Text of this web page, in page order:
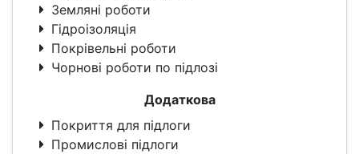
Земляні роботи
Гідроізоляція
Покрівельні роботи
Чорнові роботи по підлозі
Додаткова
Покриття для підлоги
Промислові підлоги